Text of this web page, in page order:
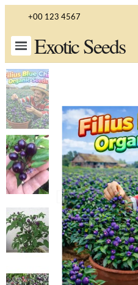
+00 123 4567
Exotic Seeds